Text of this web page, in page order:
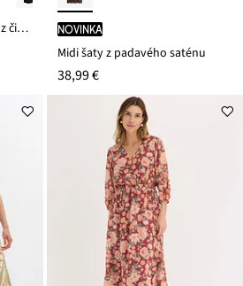
Mušelínové šaty, oversized z čistej bavlny novinka
Midi šaty z padavého saténu
38,99 €